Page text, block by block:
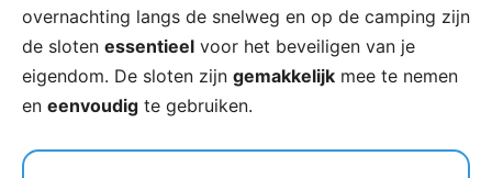
overnachting langs de snelweg en op de camping zijn
de sloten essentieel voor het beveiligen van je
eigendom. De sloten zijn gemakkelijk mee te nemen
en eenvoudig te gebruiken.